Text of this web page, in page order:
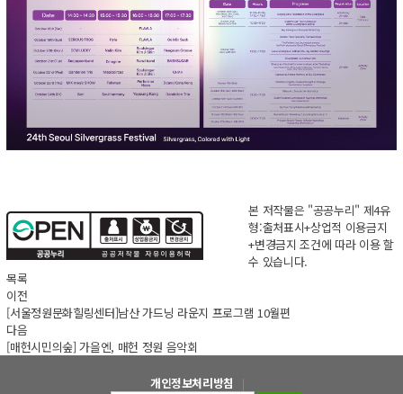
본 저작물은 "공공누리" 제4유
형:출처표시+상업적 이용금지
+변경금지 조건에 따라 이용 할
수 있습니다.
목록
이전
[서울정원문화힐링센터]남산 가드닝 라운지 프로그램 10월편
다음
[매헌시민의숲] 가을엔, 매헌 정원 음악회
개인정보처리방침